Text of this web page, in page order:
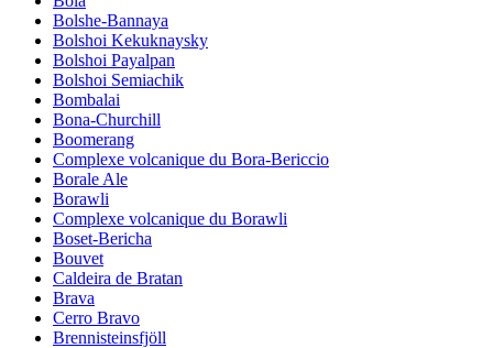
Bolshe-Bannaya
Bolshoi Kekuknaysky
Bolshoi Payalpan
Bolshoi Semiachik
Bombalai
Bona-Churchill
Boomerang
Complexe volcanique du Bora-Bericcio
Borale Ale
Borawli
Complexe volcanique du Borawli
Boset-Bericha
Bouvet
Caldeira de Bratan
Brava
Cerro Bravo
Brennisteinsfjöll